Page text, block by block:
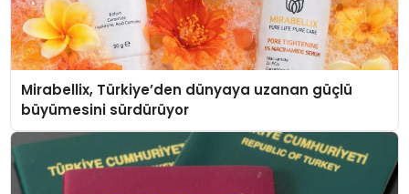
Mirabellix, Türkiye’den dünyaya uzanan güçlü
büyümesini sürdürüyor